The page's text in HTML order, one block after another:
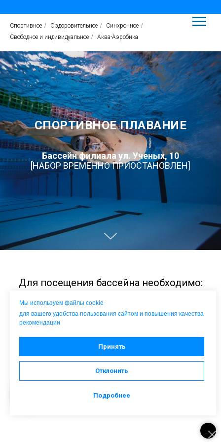
Мы используем файлы cookie
для вашего удобства пользования сайтом и повышения качества
рекомендации
Принять
Отклонить
Подробнее
Спортивное / Оздоровительное / Синхронное /
Свободное и индивидуальное / Аква-Аэробика
СПОРТИВНОЕ ПЛАВАНИЕ
Бассейн филиала ул. Ученых, 10
[НАБОР ВРЕМЕННО ПРИОСТАНОВЛЕН]
Для посещения бассейна необходимо:
кал я/г.+ пометка "не состоит на